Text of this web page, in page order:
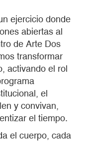
ejercicio donde
abiertas al
de Arte Dos
transformar
activando el rol
el
y convivan,
el tiempo.
el cuerpo, cada